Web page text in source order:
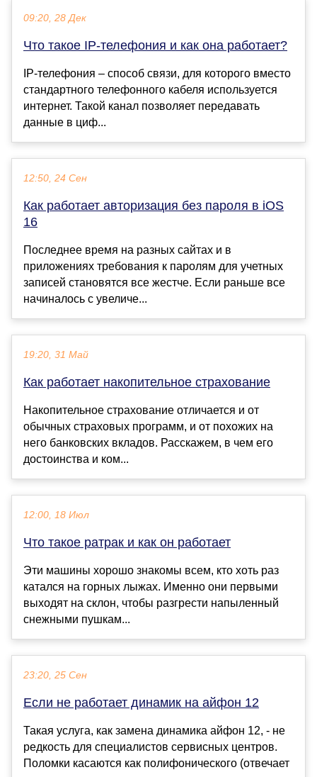
09:20, 28 Дек
Что такое IP-телефония и как она работает?
IP-телефония – способ связи, для которого вместо
стандартного телефонного кабеля используется
интернет. Такой канал позволяет передавать
данные в циф...
12:50, 24 Сен
Как работает авторизация без пароля в iOS
16
Последнее время на разных сайтах и в
приложениях требования к паролям для учетных
записей становятся все жестче. Если раньше все
начиналось с увеличе...
19:20, 31 Май
Как работает накопительное страхование
Накопительное страхование отличается и от
обычных страховых программ, и от похожих на
него банковских вкладов. Расскажем, в чем его
достоинства и ком...
12:00, 18 Июл
Что такое ратрак и как он работает
Эти машины хорошо знакомы всем, кто хоть раз
катался на горных лыжах. Именно они первыми
выходят на склон, чтобы разгрести напыленный
снежными пушкам...
23:20, 25 Сен
Если не работает динамик на айфон 12
Такая услуга, как замена динамика айфон 12, - не
редкость для специалистов сервисных центров.
Поломки касаются как полифонического (отвечает